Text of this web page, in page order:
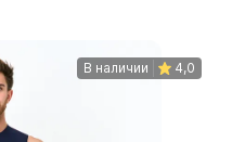
В наличии 4,0